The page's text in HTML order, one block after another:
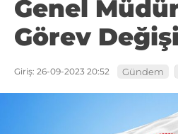
Genel
Görev
Giriş: 26-09-2023 20:52 Gündem